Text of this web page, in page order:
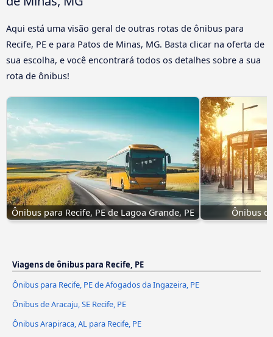
Aqui está uma visão geral de outras rotas de ônibus para
Recife, PE e para Patos de Minas, MG. Basta clicar na oferta de
sua escolha, e você encontrará todos os detalhes sobre a sua
rota de ônibus!
Ônibus para Recife, PE de Lagoa Grande, PE Ônibus
Viagens de ônibus para Recife, PE
Ônibus para Recife, PE de Afogados da Ingazeira, PE
Ônibus de Aracaju, SE Recife, PE
Ônibus Arapiraca, AL para Recife, PE